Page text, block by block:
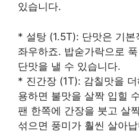
있습니다.
* 설탕 (1.5T): 단맛은 기
좌우하죠. 밥숟가락으로
단맛을 낼 수 있습니다.
* 진간장 (1T): 감칠맛을
용하면 불맛을 살짝 입힐
팬 한쪽에 간장을 붓고 살
섞으면 풍미가 훨씬 살아